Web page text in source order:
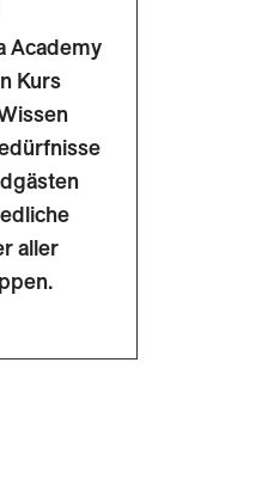
Academy
Kurs
aller